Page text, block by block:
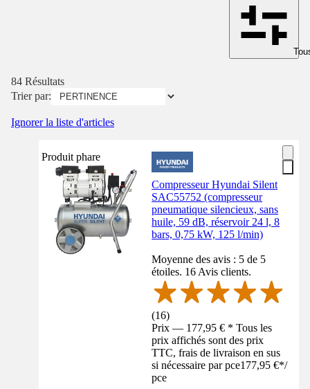
84 Résultats
Trier par:
Ignorer la liste d'articles
Produit phare
Compresseur Hyundai Silent
SAC55752 (compresseur
pneumatique silencieux, sans
huile, 59 dB, réservoir 24 l, 8
bars, 0,75 kW, 125 l/min)
Moyenne des avis : 5 de 5
étoiles. 16 Avis clients.
(16)
Prix — 177,95 € * Tous les
prix affichés sont des prix
TTC, frais de livraison en sus
si nécessaire par pce177,95 €*/
pce